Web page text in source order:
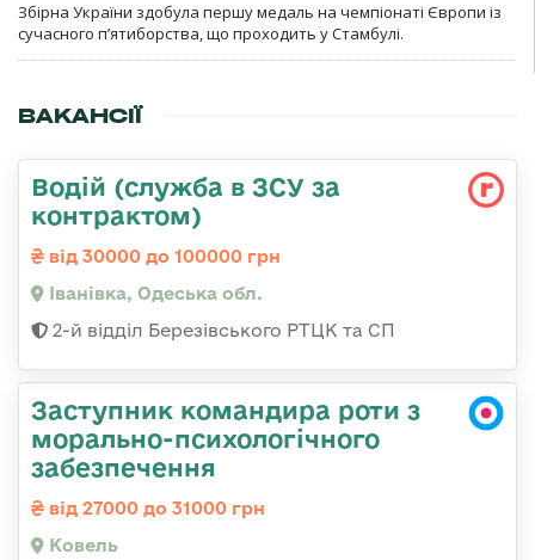
Збірна України здобула першу медаль на чемпіонаті Європи із
сучасного п’ятиборства, що проходить у Стамбулі.
ВАКАНСІЇ
Водій (служба в ЗСУ за
контрактом)
від 30000 до 100000 грн
Іванівка, Одеська обл.
2-й відділ Березівського РТЦК та СП
Заступник командира роти з
морально-психологічного
забезпечення
від 27000 до 31000 грн
Ковель